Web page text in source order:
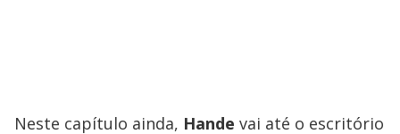
Neste capítulo ainda, Hande vai até o escritório